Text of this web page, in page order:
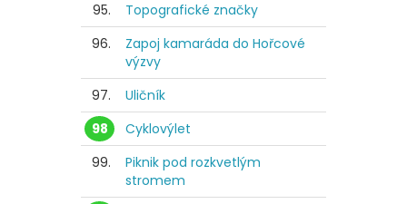
95.
Topografické značky
96.
Zapoj kamaráda do Hořcové
výzvy
97.
Uličník
98
Cyklovýlet
99.
Piknik pod rozkvetlým
stromem